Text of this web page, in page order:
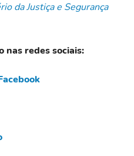
da Justiça e Segurança
nas redes sociais: